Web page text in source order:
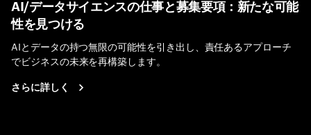
AI/データサイエンスの仕事と募集要項：新たな可能
性を見つける
AIとデータの持つ無限の可能性を引き出し、責任あるアプローチ
でビジネスの未来を再構築します。
さらに詳しく